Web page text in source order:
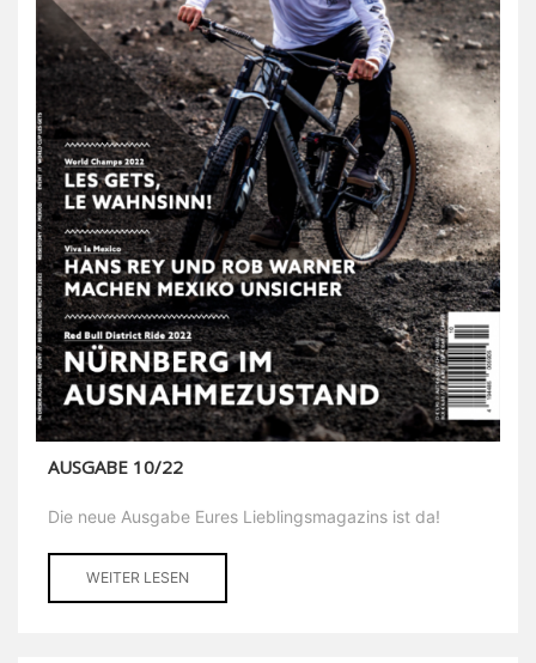
AUSGABE 10/22
Die neue Ausgabe Eures Lieblingsmagazins ist da!
WEITER LESEN